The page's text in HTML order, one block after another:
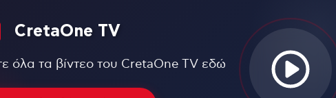
CretaOne TV
όλα τα βίντεο του CretaOne TV εδώ